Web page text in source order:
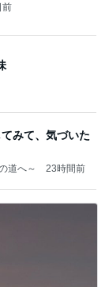
前
みて、気づいた
道へ～ 23時間前